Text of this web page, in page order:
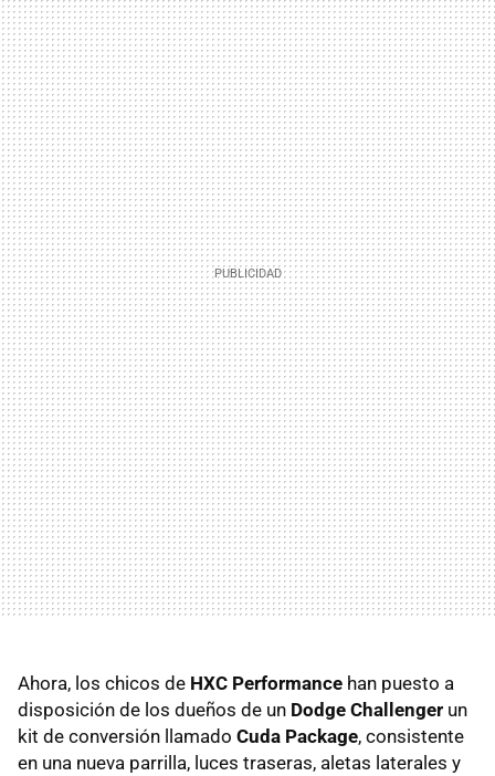
Ahora, los chicos de HXC Performance han puesto a
disposición de los dueños de un Dodge Challenger un
kit de conversión llamado Cuda Package, consistente
en una nueva parrilla, luces traseras, aletas laterales y